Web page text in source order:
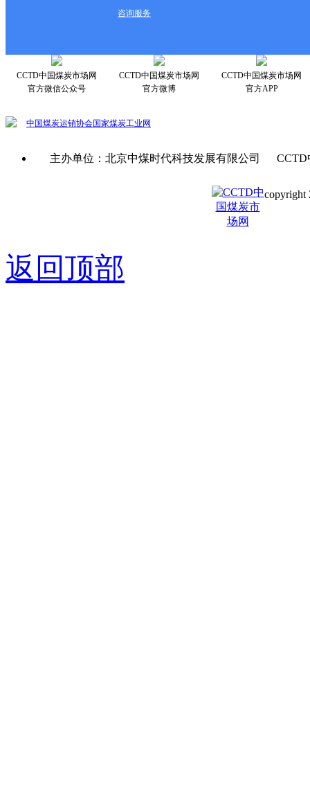
咨询服务
CCTD中国煤炭市场网
官方微信公众号
CCTD中国煤炭市场网
官方微博
CCTD中国煤炭市场网
官方APP
中国煤炭运销协会国家煤炭工业网
主办单位：北京中煤时代科技发展有限公司
copyright
返回顶部